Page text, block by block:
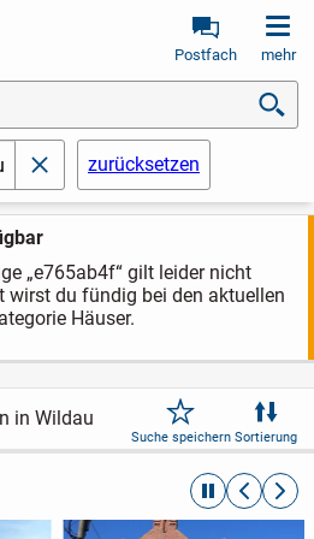
Postfach mehr
„e765ab4f“ gilt leider nicht
wirst du fündig bei den aktuellen
Häuser.
schließenzurücksetzen
in Wildau
Suche speichern Sortierung
automatische